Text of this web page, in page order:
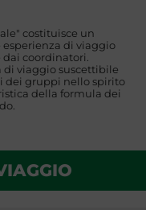
costituisce un
di viaggio
coordinatori.
di viaggio suscettibile
dei gruppi nello spirito
della formula dei